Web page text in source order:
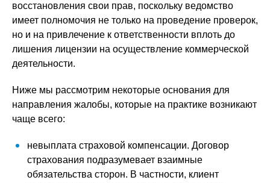
восстановления свои прав, поскольку ведомство
имеет полномочия не только на проведение проверок,
но и на привлечение к ответственности вплоть до
лишения лицензии на осуществление коммерческой
деятельности.
Ниже мы рассмотрим некоторые основания для
направления жалобы, которые на практике возникают
чаще всего:
невыплата страховой компенсации. Договор
страхования подразумевает взаимные
обязательства сторон. В частности, клиент